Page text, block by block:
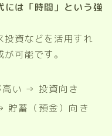
には「時間」という強
投資などを活用すれ
可能です。
い → 投資向き
貯蓄（預金）向き